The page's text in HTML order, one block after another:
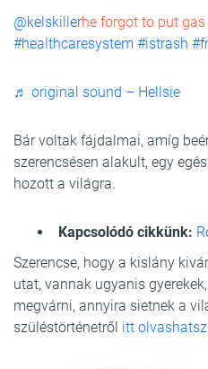
@kelskillerhe forgot to put gas
#healthcaresystem #istrash
♬ original sound – Hellsie
Bár voltak fájdalmai, amíg
szerencsésen alakult, egy
hozott a világra.
Kapcsolódó cikkünk:
Szerencse, hogy a kislány
utat, vannak ugyanis
megvárni, annyira sietnek a
szüléstörténetről itt olvashatsz